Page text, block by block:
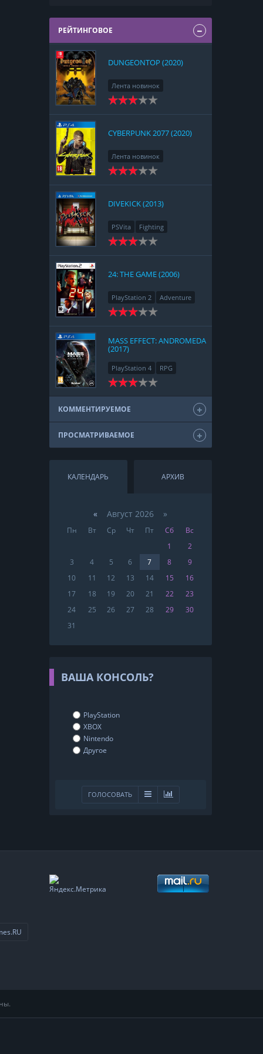
РЕЙТИНГОВОЕ
DUNGEONTOP (2020)
Лента новинок
Nintendo Switch
CYBERPUNK 2077 (2020)
Лента новинок
PlayStation 4
DIVEKICK (2013)
PSVita Fighting
24: THE GAME (2006)
PlayStation 2 Adventure
MASS EFFECT: ANDROMEDA
(2017)
PlayStation 4 RPG
КОММЕНТИРУЕМОЕ
ПРОСМАТРИВАЕМОЕ
КАЛЕНДАРЬ АРХИВ
« Август 2026 »
Пн Вт Ср Чт Пт Сб
Вс
1
2
3
4 5 6 7 8
9
10
11 12 13 14 15
16
17
18 19 20 21 22
23
24
25 26 27 28 29
30
31
ВАША КОНСОЛЬ?
PlayStation
XBOX
Nintendo
Другое
ГОЛОСОВАТЬ